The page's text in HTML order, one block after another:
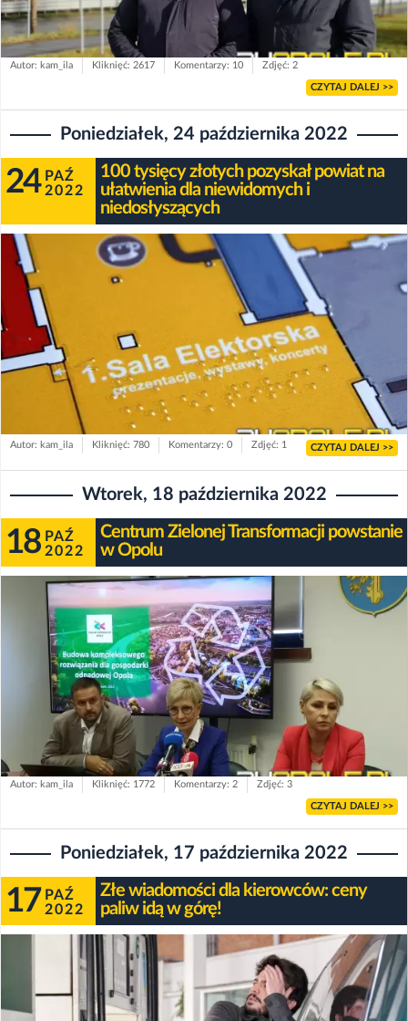
Autor: kam_ila Kliknięć: 2617 Komentarzy: 10 Zdjęć: 2
CZYTAJ DALEJ >>
Poniedziałek, 24 października 2022
24 PAŹ
2022
100 tysięcy złotych pozyskał powiat na
ułatwienia dla niewidomych i
niedosłyszących
Autor: kam_ila Kliknięć: 780 Komentarzy: 0 Zdjęć: 1 CZYTAJ DALEJ >>
Wtorek, 18 października 2022
18 PAŹ
2022
Centrum Zielonej Transformacji powstanie
w Opolu
Autor: kam_ila Kliknięć: 1772 Komentarzy: 2 Zdjęć: 3
CZYTAJ DALEJ >>
Poniedziałek, 17 października 2022
17 PAŹ
2022
Złe wiadomości dla kierowców: ceny
paliw idą w górę!